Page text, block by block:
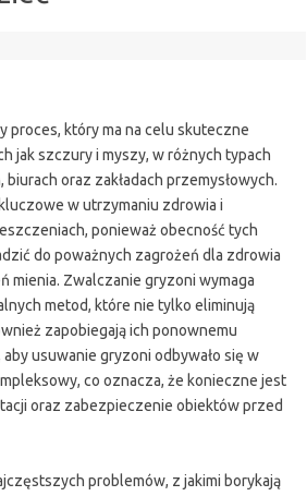
proces, który ma na celu skuteczne
jak szczury i myszy, w różnych typach
oraz zakładach przemysłowych.
w utrzymaniu zdrowia i
ponieważ obecność tych
do poważnych zagrożeń dla zdrowia
mienia. Zwalczanie gryzoni wymaga
metod, które nie tylko eliminują
zapobiegają ich ponownemu
usuwanie gryzoni odbywało się w
co oznacza, że konieczne jest
oraz zabezpieczenie obiektów przed
problemów, z jakimi borykają